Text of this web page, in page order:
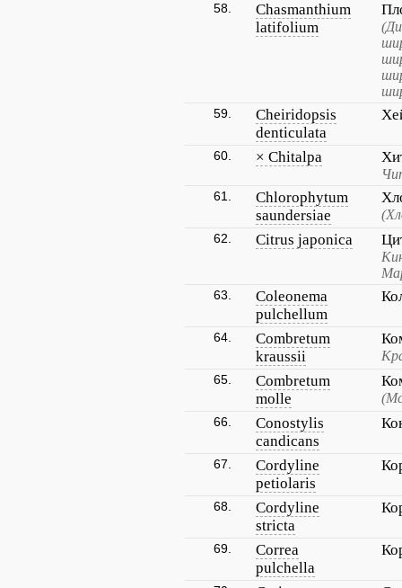
58.
Chasmanthium
latifolium
59.
Cheiridopsis
denticulata
60. × Chitalpa
61.
Chlorophytum
saundersiae
62. Citrus japonica
63.
Coleonema
pulchellum
64.
Combretum
kraussii
65.
Combretum
molle
66.
Conostylis
candicans
67.
Cordyline
petiolaris
68.
Cordyline
stricta
69.
Correa
pulchella